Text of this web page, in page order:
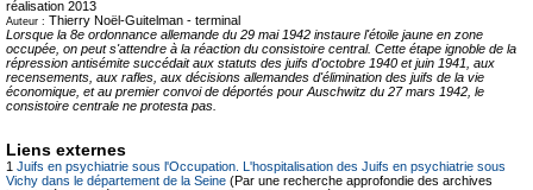
réalisation 2013
Auteur : Thierry Noël-Guitelman - terminal
Lorsque la 8e ordonnance allemande du 29 mai 1942 instaure l'étoile jaune en zone
occupée, on peut s'attendre à la réaction du consistoire central. Cette étape ignoble de la
répression antisémite succédait aux statuts des juifs d'octobre 1940 et juin 1941, aux
recensements, aux rafles, aux décisions allemandes d'élimination des juifs de la vie
économique, et au premier convoi de déportés pour Auschwitz du 27 mars 1942, le
consistoire centrale ne protesta pas.
Liens externes
1 Juifs en psychiatrie sous l'Occupation. L'hospitalisation des Juifs en psychiatrie sous
Vichy dans le département de la Seine (Par une recherche approfondie des archives